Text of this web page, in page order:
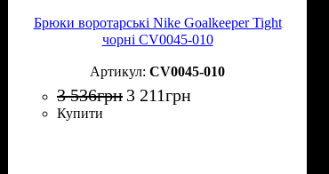
Брюки воротарські Nike Goalkeeper Tight
чорні CV0045-010
CV0045-010
3 536грн 3 211грн
Купити